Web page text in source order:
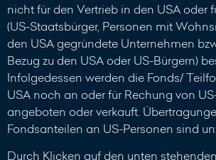
nicht für den Vertrieb in den USA oder
(US-Staatsbürger, Personen mit
den USA gegründete Unternehmen
Bezug zu den USA oder US-Bürgern)
Infolgedessen werden die Fonds/
USA noch an oder für Rechung von
angeboten oder verkauft.
Fondsanteilen an US-Personen sind
Durch Klicken auf den unten